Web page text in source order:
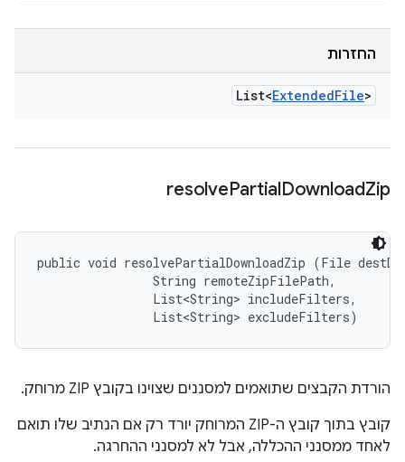
החזרות
List<ExtendedFile>
resolvePartialDownloadZip
public void resolvePartialDownloadZip (File
                String remoteZipFilePath,
                List<String> includeFilters,
                List<String> excludeFilters)
הורדת הקבצים שתואמים למסננים שצוינו בקובץ ZIP מרוחק.
קובץ בתוך קובץ ה-ZIP המרוחק יורד רק אם הנתיב שלו תואם
לאחד ממסנני ההכללה, אבל לא למסנני ההחרגה.